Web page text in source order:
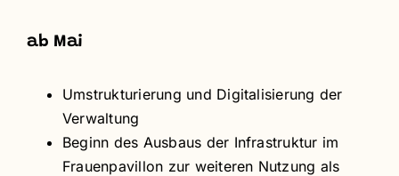
ab Mai
Umstrukturierung und Digitalisierung der
Verwaltung
Beginn des Ausbaus der Infrastruktur im
Frauenpavillon zur weiteren Nutzung als